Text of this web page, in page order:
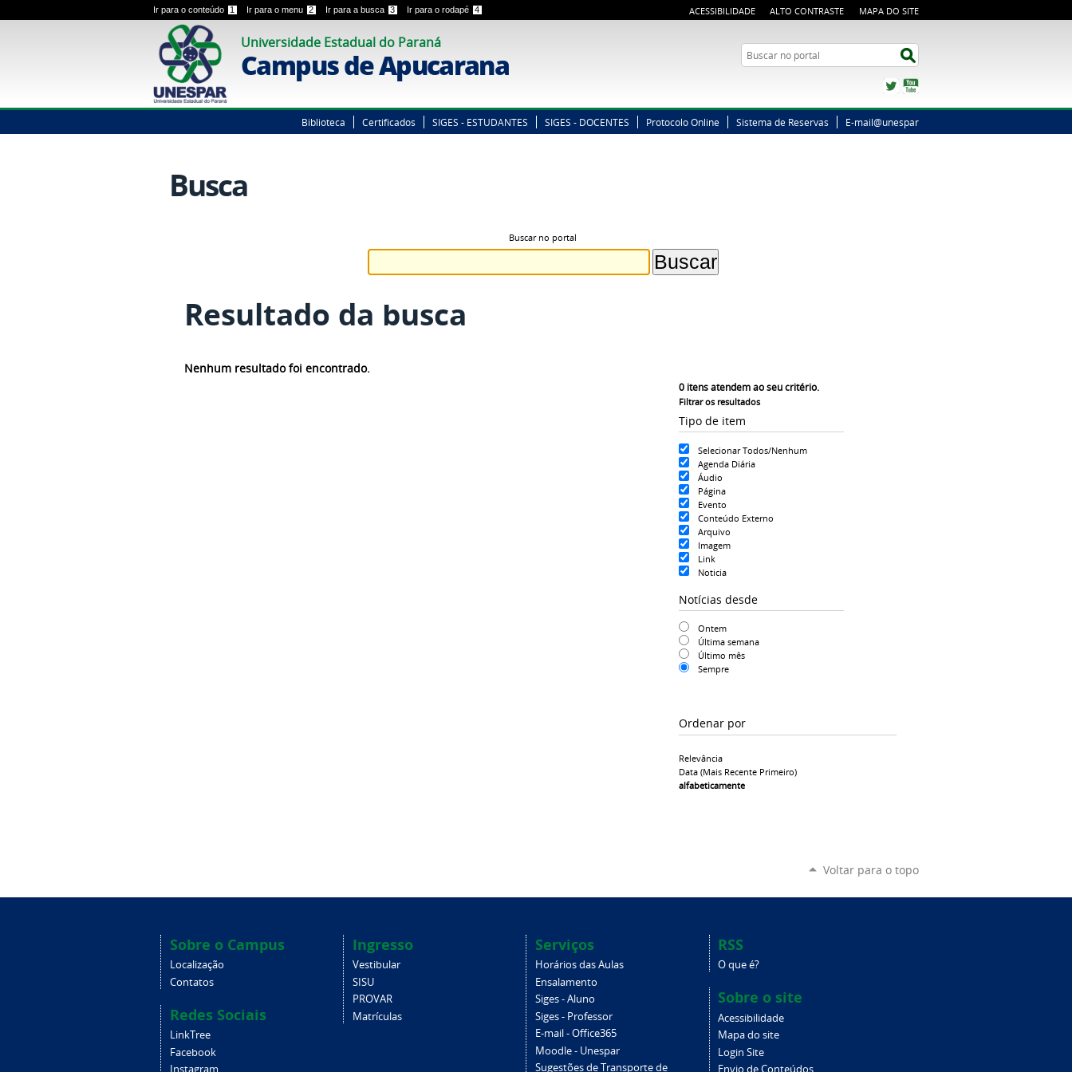
Ir para o conteúdo 1 Ir para o menu 2 Ir para a busca 3 Ir para o rodapé 4 ACESSIBILIDADE ALTO CONTRASTE MAPA DO SITE
Universidade Estadual do Paraná
Campus de Apucarana Busca
Twitter
Biblioteca Certificados SIGES - ESTUDANTES SIGES - DOCENTES Protocolo Online Sistema de Reservas E-mail@unespar
Busca
Buscar no portal
Resultado da busca
0itens atendem ao seu critério.
Filtrar os resultados
Tipo de item
Selecionar Todos/Nenhum
Agenda Diária
Áudio
Página
Evento
Conteúdo Externo
Arquivo
Imagem
Link
Noticia
Notícias desde
Ontem
Última semana
Último mês
Sempre
Ordenar por
Relevância
Data (mais Recente Primeiro)
alfabeticamente
Nenhum resultado foi encontrado.
Voltar para o topo
Sobre o Campus
Localização
Contatos
Redes Sociais
LinkTree
Facebook
Instagram
Ingresso
Vestibular
SISU
PROVAR
Matrículas
Serviços
Horários das Aulas
Ensalamento
Siges - Aluno
Siges - Professor
E-mail - Office365
Moodle - Unespar
Sugestões de Transporte de
RSS
O que é?
Sobre o site
Acessibilidade
Mapa do site
Login Site
Envio de Conteúdos